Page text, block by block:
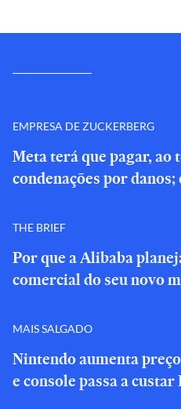
EMPRESA DE ZUCKERBERG
Meta terá que pagar, ao
condenações por
THE BRIEF
Por que a Alibaba
comercial do seu novo
MAIS SALGADO
Nintendo aumenta
e console passa a